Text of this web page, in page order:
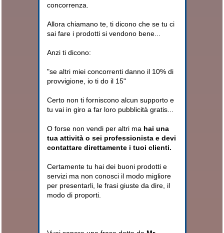
concorrenza.
Allora chiamano te, ti dicono che se tu ci
sai fare i prodotti si vendono bene...
Anzi ti dicono:
"se altri miei concorrenti danno il 10% di
provvigione, io ti do il 15"
Certo non ti forniscono alcun supporto e
tu vai in giro a far loro pubblicità gratis...
O forse non vendi per altri ma hai una
tua attività o sei professionista e devi
contattare direttamente i tuoi clienti.
Certamente tu hai dei buoni prodotti e
servizi ma non conosci il modo migliore
per presentarli, le frasi giuste da dire, il
modo di proporti.